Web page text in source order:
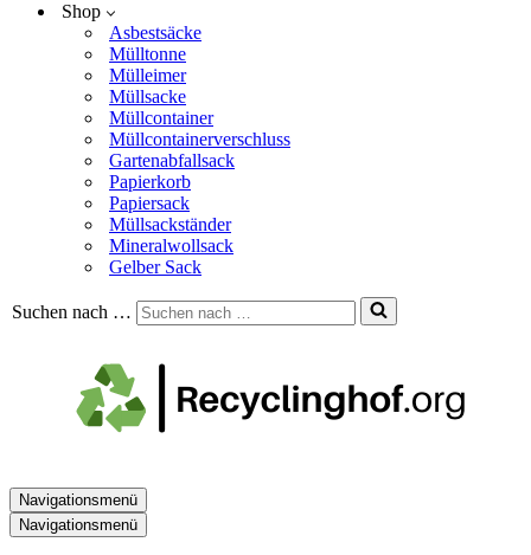
Shop
Asbestsäcke
Mülltonne
Mülleimer
Müllsacke
Müllcontainer
Müllcontainerverschluss
Gartenabfallsack
Papierkorb
Papiersack
Müllsackständer
Mineralwollsack
Gelber Sack
Suchen nach …
Navigationsmenü
Navigationsmenü